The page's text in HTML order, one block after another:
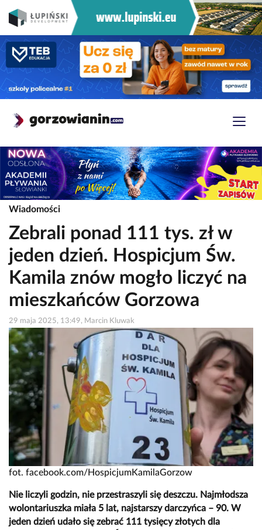
Wiadomości
Zebrali ponad 111 tys. zł w
jeden dzień. Hospicjum Św.
Kamila znów mogło liczyć na
mieszkańców Gorzowa
29 maja 2025, 13:49, Marcin Kluwak
fot. facebook.com/HospicjumKamilaGorzow
Nie liczyli godzin, nie przestraszyli się deszczu. Najmłodsza
wolontariuszka miała 5 lat, najstarszy darczyńca – 90. W
jeden dzień udało się zebrać 111 tysięcy złotych dla